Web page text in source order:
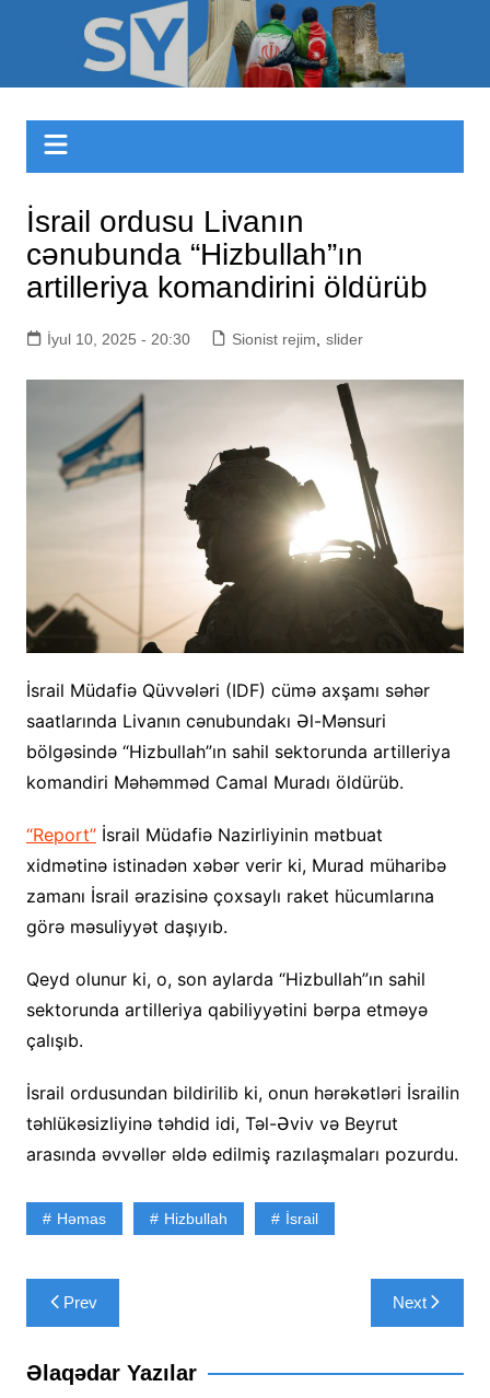
Sizinyol.org
İsrail ordusu Livanın
cənubunda “Hizbullah”ın
artilleriya komandirini öldürüb
İyul 10, 2025 - 20:30 Sionist rejim slider
İsrail Müdafiə Qüvvələri (IDF) cümə axşamı səhər
saatlarında Livanın cənubundakı Əl-Mənsuri
bölgəsində “Hizbullah”ın sahil sektorunda artilleriya
komandiri Məhəmməd Camal Muradı öldürüb.
“Report”İsrail Müdafiə Nazirliyinin mətbuat
xidmətinə istinadən xəbər verir ki, Murad müharibə
zamanı İsrail ərazisinə çoxsaylı raket hücumlarına
görə məsuliyyət daşıyıb.
Qeyd olunur ki, o, son aylarda “Hizbullah”ın sahil
sektorunda artilleriya qabiliyyətini bərpa etməyə
çalışıb.
İsrail ordusundan bildirilib ki, onun hərəkətləri İsrailin
təhlükəsizliyinə təhdid idi, Təl-Əviv və Beyrut
arasında əvvəllər əldə edilmiş razılaşmaları pozurdu.
Həmas Hizbullah İsrail
Yazı
naviqasiyası
Prev Next
Əlaqədar Yazılar